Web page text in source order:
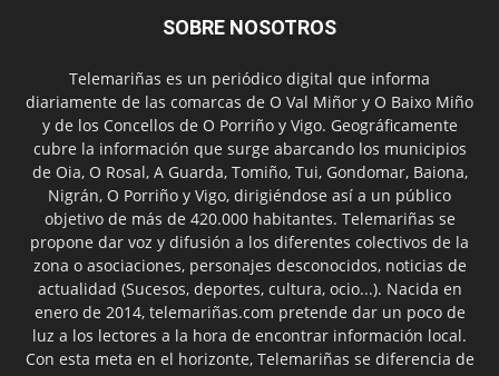
SOBRE NOSOTROS
Telemariñas es un periódico digital que informa
diariamente de las comarcas de O Val Miñor y O Baixo Miño
y de los Concellos de O Porriño y Vigo. Geográficamente
cubre la información que surge abarcando los municipios
de Oia, O Rosal, A Guarda, Tomiño, Tui, Gondomar, Baiona,
Nigrán, O Porriño y Vigo, dirigiéndose así a un público
objetivo de más de 420.000 habitantes. Telemariñas se
propone dar voz y difusión a los diferentes colectivos de la
zona o asociaciones, personajes desconocidos, noticias de
actualidad (Sucesos, deportes, cultura, ocio...). Nacida en
enero de 2014, telemariñas.com pretende dar un poco de
luz a los lectores a la hora de encontrar información local.
Con esta meta en el horizonte, Telemariñas se diferencia de